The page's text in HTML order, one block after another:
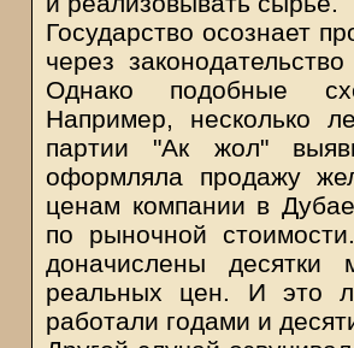
Государство осознает
через
Однако подобные
Например, несколько
партии "Ак жол"
оформляла продажу
ценам компании в
по рыночной
доначислены десятки
реальных цен. И это
работали годами и